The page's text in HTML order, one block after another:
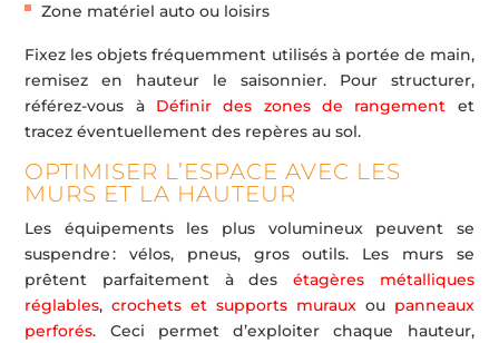
Zone matériel auto ou loisirs
Fixez les objets fréquemment utilisés à portée de main,
remisez en hauteur le saisonnier. Pour structurer,
référez-vous à Définir des zones de rangement et
tracez éventuellement des repères au sol.
OPTIMISER L’ESPACE AVEC LES
MURS ET LA HAUTEUR
Les équipements les plus volumineux peuvent se
suspendre : vélos, pneus, gros outils. Les murs se
prêtent parfaitement à des étagères métalliques
réglables,crochets et supports murauxou panneaux
perforés. Ceci permet d’exploiter chaque hauteur,